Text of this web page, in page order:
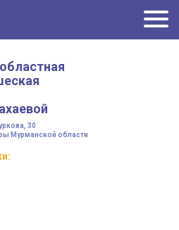
30
Мурманской области
: